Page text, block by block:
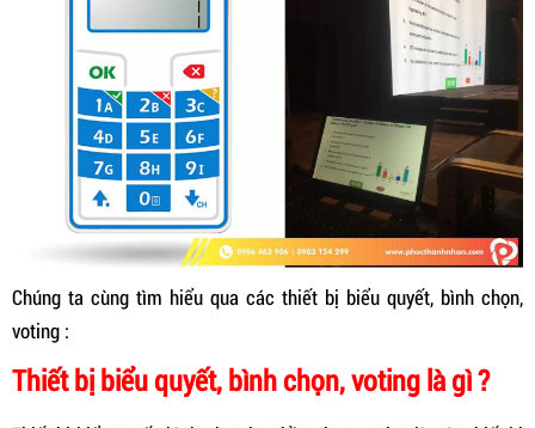
Chúng ta cùng tìm hiểu qua các thiết bị biểu quyết, bình chọn,
voting :
Thiết bị biểu quyết, bình chọn, voting là gì ?